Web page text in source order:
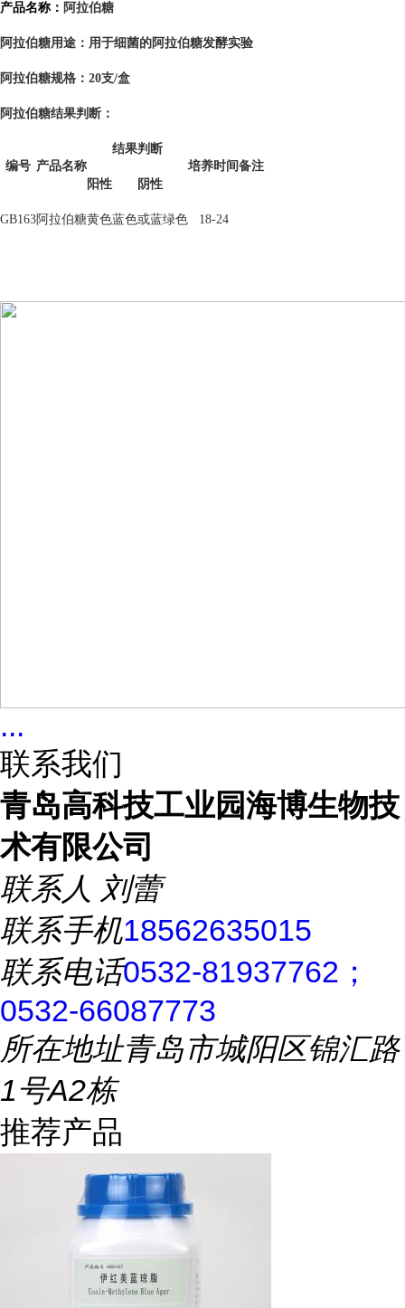
产品名称： 阿拉伯糖
阿拉伯糖用途： 用于细菌的阿拉伯糖发酵实验
阿拉伯糖规格：20支/盒
阿拉伯糖结果判断：
编号 产品名称
结果判断
培养时间备注
阳性
阴性
GB163阿拉伯糖黄色蓝色或蓝绿色 18-24
...
联系我们
青岛高科技工业园海博生物技
术有限公司
联系人 刘蕾
联系手机18562635015
联系电话0532-81937762；
0532-66087773
所在地址青岛市城阳区锦汇路
1号A2栋
推荐产品